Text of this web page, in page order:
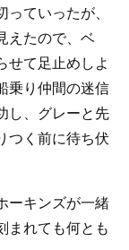
ていったが、
えたので、ベ
せて足止めしよ
乗り仲間の迷信
し、グレーと先
つく前に待ち伏
ーキンズが一緒
まれても何とも